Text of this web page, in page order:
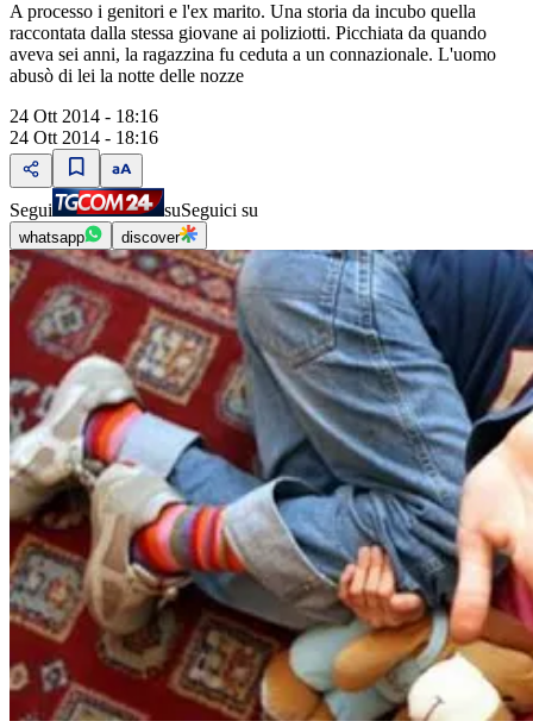
A processo i genitori e l'ex marito. Una storia da incubo quella
raccontata dalla stessa giovane ai poliziotti. Picchiata da quando
aveva sei anni, la ragazzina fu ceduta a un connazionale. L'uomo
abusò di lei la notte delle nozze
24 Ott 2014 - 18:16
24 Ott 2014 - 18:16
Segui suSeguici su
whatsapp discover